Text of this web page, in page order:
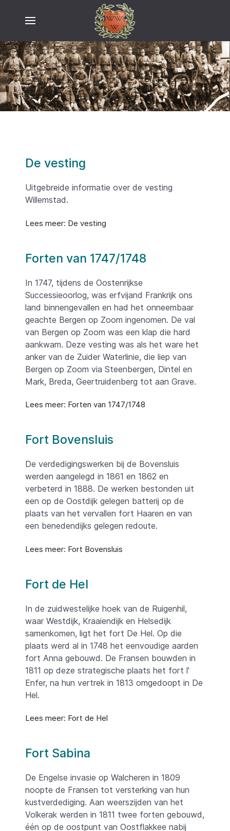
De vesting
Uitgebreide informatie over de vesting
Willemstad.
Lees meer: De vesting
Forten van 1747/1748
In 1747, tijdens de Oostenrijkse
Successieoorlog, was erfvijand Frankrijk ons
land binnengevallen en had het onneembaar
geachte Bergen op Zoom ingenomen. De val
van Bergen op Zoom was een klap die hard
aankwam. Deze vesting was als het ware het
anker van de Zuider Waterlinie, die liep van
Bergen op Zoom via Steenbergen, Dintel en
Mark, Breda, Geertruidenberg tot aan Grave.
Lees meer: Forten van 1747/1748
Fort Bovensluis
De verdedigingswerken bij de Bovensluis
werden aangelegd in 1861 en 1862 en
verbeterd in 1888. De werken bestonden uit
een op de Oostdijk gelegen batterij op de
plaats van het vervallen fort Haaren en van
een benedendijks gelegen redoute.
Lees meer: Fort Bovensluis
Fort de Hel
In de zuidwestelijke hoek van de Ruigenhil,
waar Westdijk, Kraaiendijk en Helsedijk
samenkomen, ligt het fort De Hel. Op die
plaats werd al in 1748 het eenvoudige aarden
fort Anna gebouwd. De Fransen bouwden in
1811 op deze strategische plaats het fort l'
Enfer, na hun vertrek in 1813 omgedoopt in De
Hel.
Lees meer: Fort de Hel
Fort Sabina
De Engelse invasie op Walcheren in 1809
noopte de Fransen tot versterking van hun
kustverdediging. Aan weerszijden van het
Volkerak werden in 1811 twee forten gebouwd,
één op de oostpunt van Oostflakkee nabij